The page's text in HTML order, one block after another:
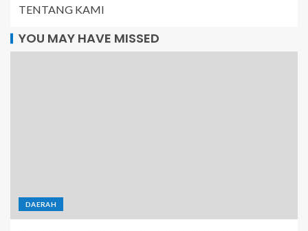
TENTANG KAMI
YOU MAY HAVE MISSED
DAERAH